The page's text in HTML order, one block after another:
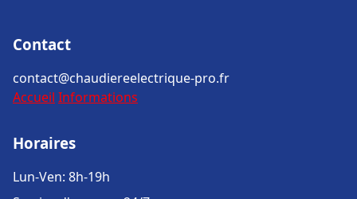
Contact
contact@chaudiereelectrique-pro.fr
Accueil Informations
Horaires
Lun-Ven: 8h-19h